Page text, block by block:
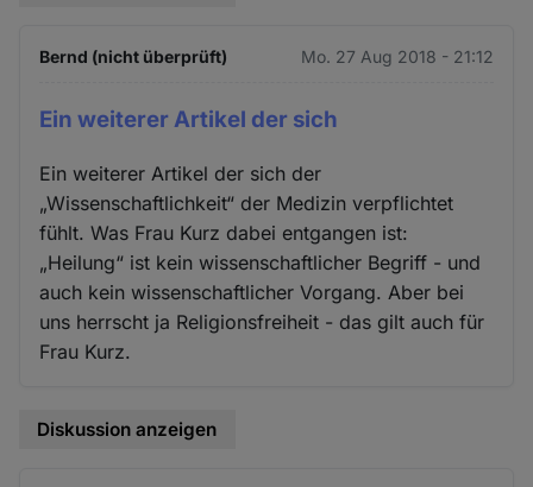
Bernd (nicht überprüft) Mo. 27 Aug 2018 - 21:12
Ein weiterer Artikel der sich
Ein weiterer Artikel der sich der
„Wissenschaftlichkeit“ der Medizin verpflichtet
fühlt. Was Frau Kurz dabei entgangen ist:
„Heilung“ ist kein wissenschaftlicher Begriff - und
auch kein wissenschaftlicher Vorgang. Aber bei
uns herrscht ja Religionsfreiheit - das gilt auch für
Frau Kurz.
Diskussion anzeigen